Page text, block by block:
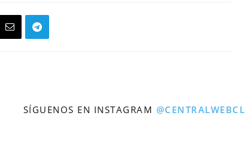
SÍGUENOS EN INSTAGRAM @CENTRALWEBCL